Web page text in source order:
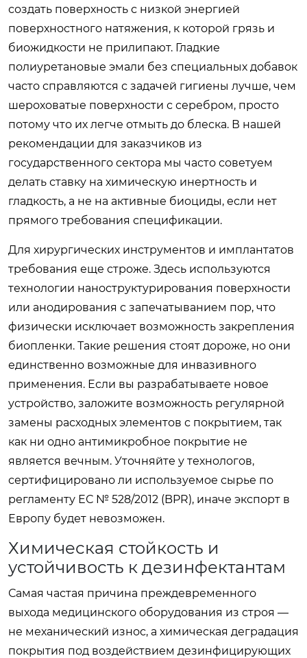
создать поверхность с низкой энергией
поверхностного натяжения, к которой грязь и
биожидкости не прилипают. Гладкие
полиуретановые эмали без специальных добавок
часто справляются с задачей гигиены лучше, чем
шероховатые поверхности с серебром, просто
потому что их легче отмыть до блеска. В нашей
рекомендации для заказчиков из
государственного сектора мы часто советуем
делать ставку на химическую инертность и
гладкость, а не на активные биоциды, если нет
прямого требования спецификации.
Для хирургических инструментов и имплантатов
требования еще строже. Здесь используются
технологии наноструктурирования поверхности
или анодирования с запечатыванием пор, что
физически исключает возможность закрепления
биопленки. Такие решения стоят дороже, но они
единственно возможные для инвазивного
применения. Если вы разрабатываете новое
устройство, заложите возможность регулярной
замены расходных элементов с покрытием, так
как ни одно антимикробное покрытие не
является вечным. Уточняйте у технологов,
сертифицировано ли используемое сырье по
регламенту ЕС № 528/2012 (BPR), иначе экспорт в
Европу будет невозможен.
Химическая стойкость и
устойчивость к дезинфектантам
Самая частая причина преждевременного
выхода медицинского оборудования из строя —
не механический износ, а химическая деградация
покрытия под воздействием дезинфицирующих